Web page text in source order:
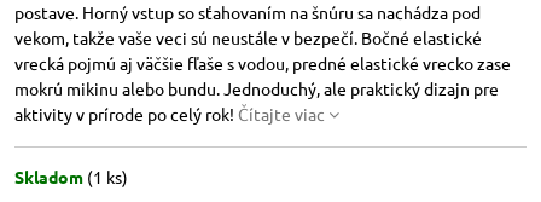
postave. Horný vstup so sťahovaním na šnúru sa nachádza pod
vekom, takže vaše veci sú neustále v bezpečí. Bočné elastické
vrecká pojmú aj väčšie fľaše s vodou, predné elastické vrecko zase
mokrú mikinu alebo bundu. Jednoduchý, ale praktický dizajn pre
aktivity v prírode po celý rok! Čítajte viac
Skladom (1 ks)